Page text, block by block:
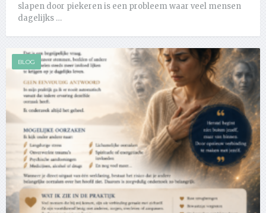
slapen door piekeren is een probleem waar veel mensen
dagelijks …
BLOG